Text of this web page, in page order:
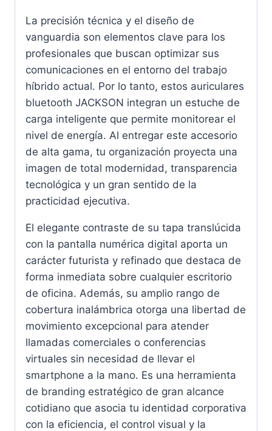
La precisión técnica y el diseño de
vanguardia son elementos clave para los
profesionales que buscan optimizar sus
comunicaciones en el entorno del trabajo
híbrido actual. Por lo tanto, estos auriculares
bluetooth JACKSON integran un estuche de
carga inteligente que permite monitorear el
nivel de energía. Al entregar este accesorio
de alta gama, tu organización proyecta una
imagen de total modernidad, transparencia
tecnológica y un gran sentido de la
practicidad ejecutiva.
El elegante contraste de su tapa translúcida
con la pantalla numérica digital aporta un
carácter futurista y refinado que destaca de
forma inmediata sobre cualquier escritorio
de oficina. Además, su amplio rango de
cobertura inalámbrica otorga una libertad de
movimiento excepcional para atender
llamadas comerciales o conferencias
virtuales sin necesidad de llevar el
smartphone a la mano. Es una herramienta
de branding estratégico de gran alcance
cotidiano que asocia tu identidad corporativa
con la eficiencia, el control visual y la